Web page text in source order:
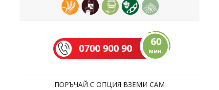
0700 900 90
60
мин.
ПОРЪЧАЙ С ОПЦИЯ ВЗЕМИ САМ